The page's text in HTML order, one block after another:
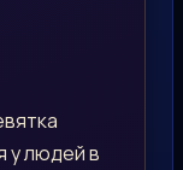
у людей в